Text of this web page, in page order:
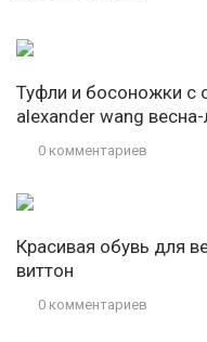
Туфли и босоножки с
alexander wang
0 комментариев
Красивая обувь для
виттон
0 комментариев